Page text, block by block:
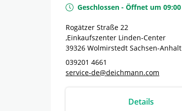
Geschlossen - Öffnet um 09:00
Rogätzer Straße 22
,Einkaufszenter Linden-Center
39326 Wolmirstedt Sachsen-Anhalt
039201 4661
service-de@deichmann.com
Details